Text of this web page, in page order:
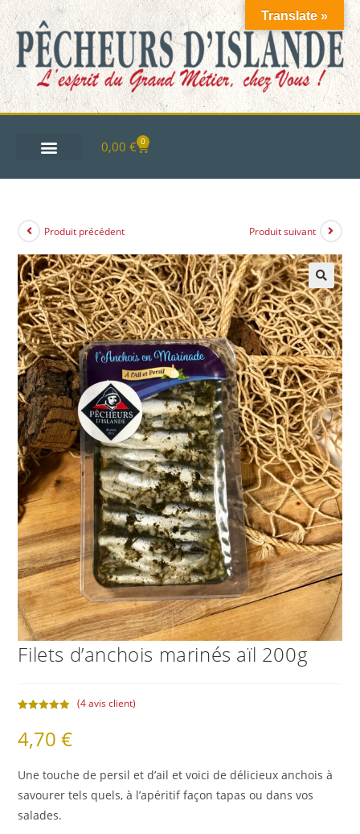
0,00 € 0
Produit précédent Produit suivant
Filets d’anchois marinés aïl 200g
sur 5
basé sur
client
(4avis client)
4,70€
Une touche de persil et d’ail et voici de délicieux anchois à
savourer tels quels, à l’apéritif façon tapas ou dans vos
salades.
Translate »